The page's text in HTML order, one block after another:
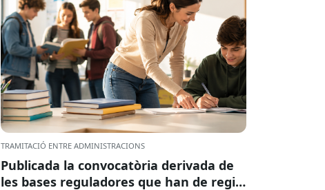
TRAMITACIÓ ENTRE ADMINISTRACIONS
Publicada la convocatòria derivada de
les bases reguladores que han de regir